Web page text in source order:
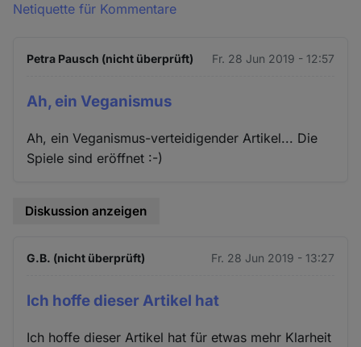
Netiquette für Kommentare
Petra Pausch (nicht überprüft) Fr. 28 Jun 2019 - 12:57
Ah, ein Veganismus
Ah, ein Veganismus-verteidigender Artikel... Die
Spiele sind eröffnet :-)
Diskussion anzeigen
G.B. (nicht überprüft) Fr. 28 Jun 2019 - 13:27
Ich hoffe dieser Artikel hat
Ich hoffe dieser Artikel hat für etwas mehr Klarheit